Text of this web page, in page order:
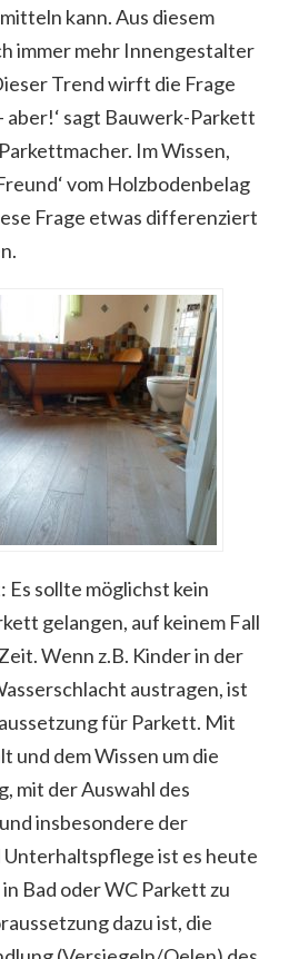
kann. Aus diesem
immer mehr Innengestalter
Trend wirft die Frage
aber!‘ sagt Bauwerk-Parkett
Im Wissen,
vom Holzbodenbelag
Frage etwas differenziert
sollte möglichst kein
gelangen, auf keinem Fall
Wenn z.B. Kinder in der
austragen, ist
für Parkett. Mit
und dem Wissen um die
mit der Auswahl des
insbesondere der
ist es heute
Bad oder WC Parkett zu
dazu ist, die